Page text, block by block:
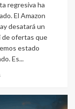
regresiva ha
El Amazon
desatará un
de ofertas que
estado
Es...